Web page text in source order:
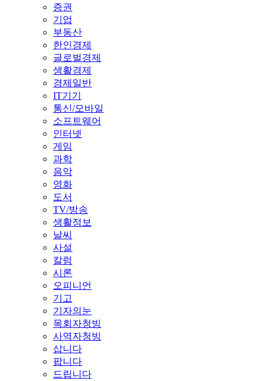
증권
기업
부동산
한인경제
글로벌경제
생활경제
경제일반
IT기기
통신/모바일
소프트웨어
인터넷
게임
과학
음악
영화
도서
TV/방송
생활정보
날씨
사설
칼럼
시론
오피니언
기고
기자의눈
목회자청빙
사역자청빙
삽니다
팝니다
드립니다